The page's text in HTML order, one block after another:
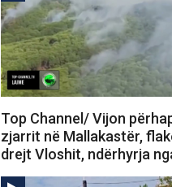
Top Channel/ Vijon
zjarrit në Mallakastër,
drejt Vloshit, ndërhyrja